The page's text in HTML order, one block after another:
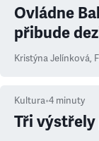
Ovládne
přibude
Kristýna Jelínková,
Kultura•4 minuty
Tři výstřely